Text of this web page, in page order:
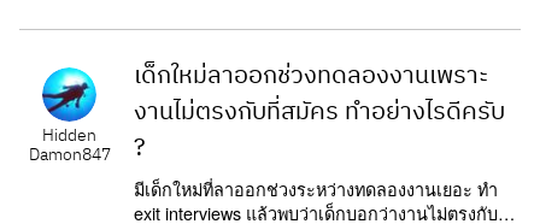
Hidden
Damon847
เด็กใหม่ลาออกช่วงทดลองงานเพราะ
งานไม่ตรงกับที่สมัคร ทำอย่างไรดีครับ
?
มีเด็กใหม่ที่ลาออกช่วงระหว่างทดลองงานเยอะ ทำ
exit interviews แล้วพบว่าเด็กบอกว่างานไม่ตรงกับที่